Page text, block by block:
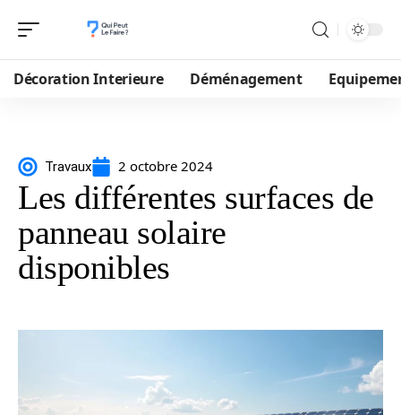
Décoration Interieure Déménagement
Travaux 2 octobre 2024
Les différentes surfaces de
panneau solaire
disponibles